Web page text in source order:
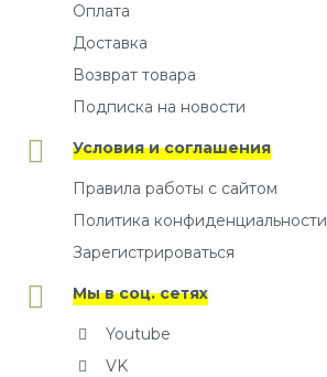
Оплата
Доставка
Возврат товара
Подписка на новости
Условия и соглашения
Правила работы с сайтом
Политика конфиденциальности
Зарегистрироваться
Мы в соц. сетях
Youtube
VK